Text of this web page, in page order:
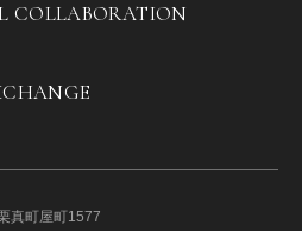
COLLABORATION
真町屋町1577